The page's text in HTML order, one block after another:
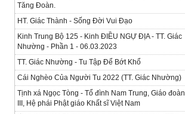
Tăng Đoàn.
HT. Giác Thành - Sống Đời Vui Đạo
Kinh Trung Bộ 125 - Kinh ÐIỀU NGỰ ĐỊA - TT. Giác
Nhường - Phần 1 - 06.03.2023
TT. Giác Nhường - Tu Tập Để Bớt Khổ
Cái Nghèo Của Người Tu 2022 (TT. Giác Nhường)
Tịnh xá Ngọc Tòng - Tổ đình Nam Trung, Giáo đoàn
III, Hệ phái Phật giáo Khất sĩ Việt Nam